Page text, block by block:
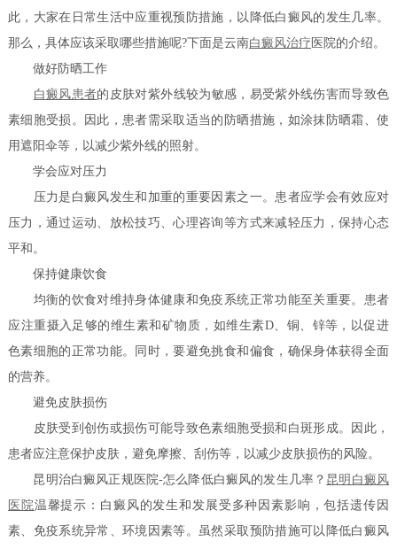
此，大家在日常生活中应重视预防措施，以降低白癜风的发生几率。
那么，具体应该采取哪些措施呢?下面是云南白癜风治疗 医院的介绍。
做好防晒工作
白癜风患者的皮肤对紫外线较为敏感，易受紫外线伤害而导致色
素细胞受损。因此，患者需采取适当的防晒措施，如涂抹防晒霜、使
用遮阳伞等，以减少紫外线的照射。
学会应对压力
压力是白癜风发生和加重的重要因素之一。患者应学会有效应对
压力，通过运动、放松技巧、心理咨询等方式来减轻压力，保持心态
平和。
保持健康饮食
均衡的饮食对维持身体健康和免疫系统正常功能至关重要。患者
应注重摄入足够的维生素和矿物质，如维生素D、铜、锌等，以促进
色素细胞的正常功能。同时，要避免挑食和偏食，确保身体获得全面
的营养。
避免皮肤损伤
皮肤受到创伤或损伤可能导致色素细胞受损和白斑形成。因此，
患者应注意保护皮肤，避免摩擦、刮伤等，以减少皮肤损伤的风险。
昆明治白癜风正规医院-怎么降低白癜风的发生几率？ 昆明白癜风
医院温馨提示：白癜风的发生和发展受多种因素影响，包括遗传因
素、免疫系统异常、环境因素等。虽然采取预防措施可以降低白癜风